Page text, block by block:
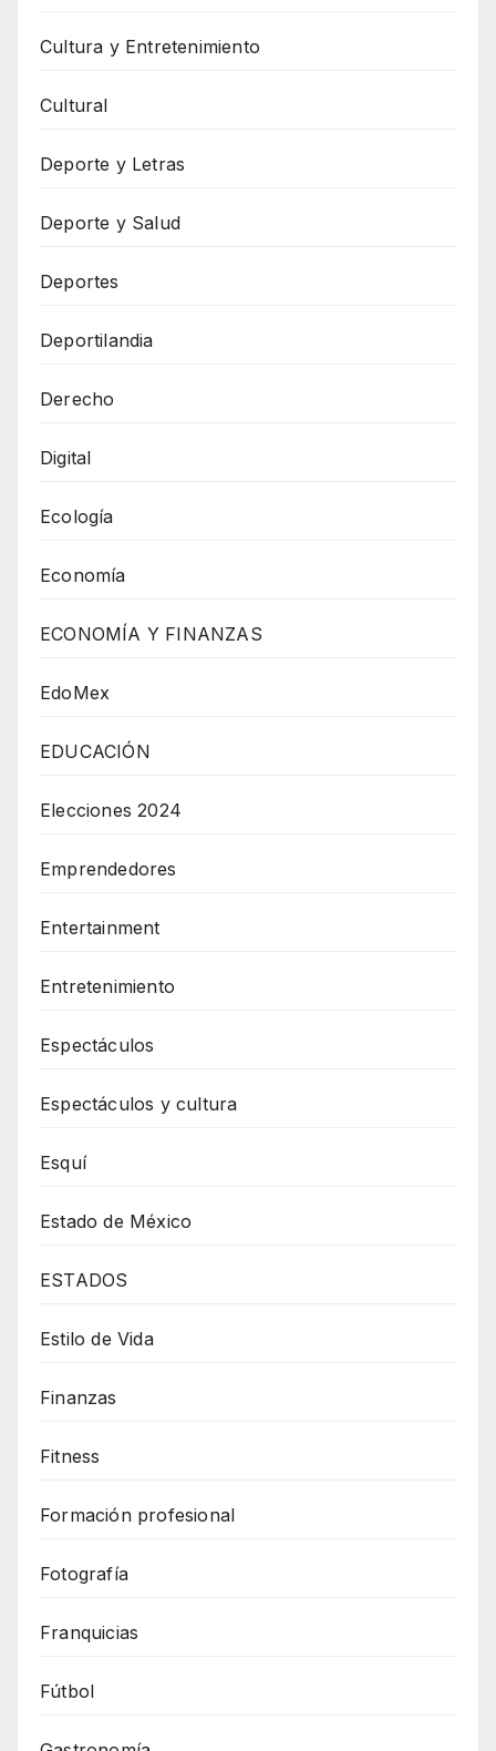
Cultura y Entretenimiento
Cultural
Deporte y Letras
Deporte y Salud
Deportes
Deportilandia
Derecho
Digital
Ecología
Economía
ECONOMÍA Y FINANZAS
EdoMex
EDUCACIÓN
Elecciones 2024
Emprendedores
Entertainment
Entretenimiento
Espectáculos
Espectáculos y cultura
Esquí
Estado de México
ESTADOS
Estilo de Vida
Finanzas
Fitness
Formación profesional
Fotografía
Franquicias
Fútbol